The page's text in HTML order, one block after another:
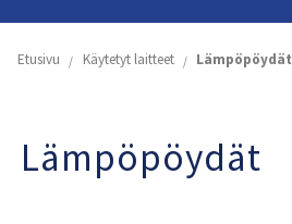
Etusivu Käytetyt laitteet Lämpöpöydät
Lämpöpöydät